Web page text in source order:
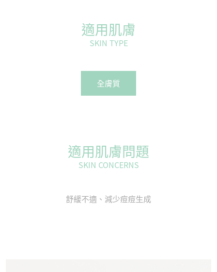
適用肌膚
SKIN TYPE
全膚質
適用肌膚問題
SKIN CONCERNS
舒緩不適、減少痘痘生成